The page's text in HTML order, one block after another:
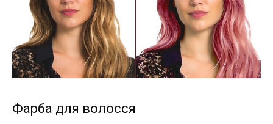
Фарба для волосся